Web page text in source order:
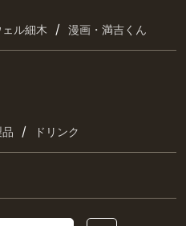
ェル細木 / 漫画・満吉くん
/ ドリンク